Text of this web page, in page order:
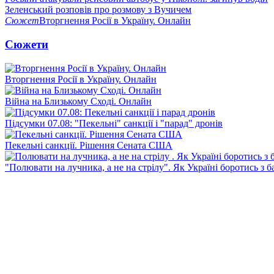
Зеленський розповів про розмову з Вучичем
СюжетВторгнення Росії в Україну. Онлайн
Сюжети
Вторгнення Росії в Україну. Онлайн
Війна на Близькому Сході. Онлайн
Підсумки 07.08: "Пекельні" санкції і "парад" дронів
Пекельні санкції. Рішення Сената США
"Полювати на лучника, а не на стрілу". Як Україні боротись з